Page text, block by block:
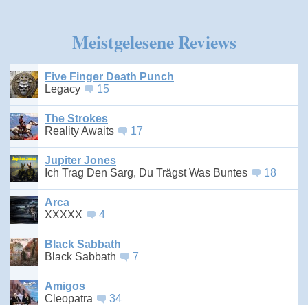
Meistgelesene Reviews
Five Finger Death Punch
Legacy
15
The Strokes
Reality Awaits
17
Jupiter Jones
Ich Trag Den Sarg, Du Trägst Was Buntes
18
Arca
XXXXX
4
Black Sabbath
Black Sabbath
7
Amigos
Cleopatra
34